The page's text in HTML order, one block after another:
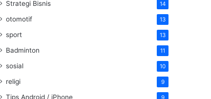
Strategi Bisnis 14
otomotif 13
sport 13
Badminton 11
sosial 10
religi 9
Tips Android / iPhone 9